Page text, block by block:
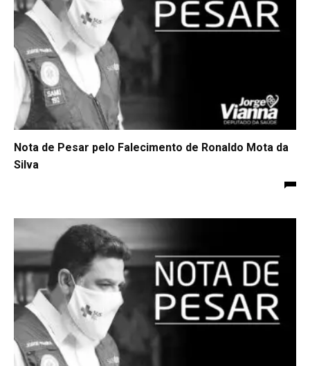
Nota de Pesar pelo Falecimento de Ronaldo Mota da
Silva